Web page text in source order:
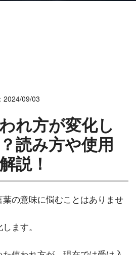
2024/09/03
れ方が変化し
読み方や使用
説！
の意味に悩むことはありませ
ます。